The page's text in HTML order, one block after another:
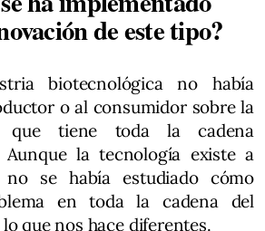
de este tipo?
biotecnológica no había
o al consumidor sobre la
que tiene toda la cadena
Aunque la tecnología existe a
se había estudiado cómo
en toda la cadena del
que nos hace diferentes.